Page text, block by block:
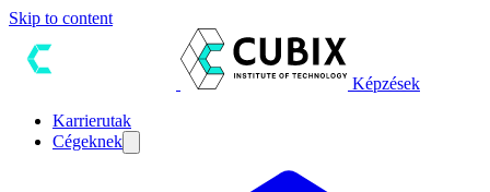
Skip to content
Képzések
Karrierutak
Cégeknek